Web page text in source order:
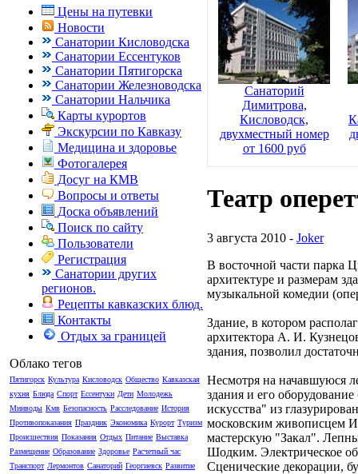
Цены на путевки
Новости
Санатории Кисловодска
Санатории Ессентуков
Санатории Пятигорска
Санатории Железноводска
Санатории Нальчика
Карты курортов
Экскурсии по Кавказу
Медицина и здоровье
Фотогалерея
Досуг на КМВ
Вопросы и ответы
Доска объявлений
Поиск по сайту
Пользователи
Регистрация
Санатории других
регионов.
Рецепты кавказских блюд.
Контакты
Отдых за границей
Облако тегов
Пятигорск Культура Кисловодск Общество Кавказская
кухня Блюда Спорт Ессентуки Дети Молодежь
Минводы Кмв Безопасность Расследование История
Противопоказания Праздник Экономика Курорт Туризм
Происшествия Показания Отдых Питание Выставка
Размещение Образование Здоровье Расчетный час
Транспорт Лермонтов Санаторий Георгиевск Развитие
Санаторий
Димитрова,
Кисловодск,
двухместный номер
от 1600 руб
Театр
3 августа 2010 - Joker
В восточной части парка
архитектуре и размерам
музыкальной комедии
Здание, в котором
архитектора А. И.
здания, позволил
Несмотря на начавшуюся
здания и его
искусства" из
московским живописцем
мастерскую "Закал".
Шодким. Электрическое
Сценические декорации,